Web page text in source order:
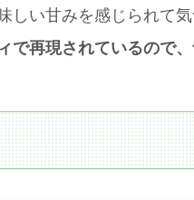
しい甘みを感じられて
で再現されているので